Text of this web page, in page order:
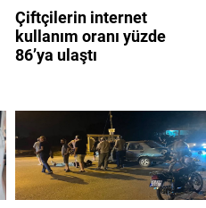
Çiftçilerin internet
kullanım oranı yüzde
86’ya ulaştı